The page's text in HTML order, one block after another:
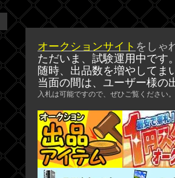
オークションサイト をしゃ
ただいま、試験運用中です。
随時、出品数を増やしてま
当面の間は、ユーザー様の
入札は可能ですので、ぜひご覧ください。